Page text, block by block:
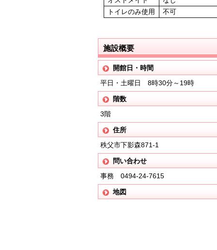
トイレのみ使用
不可
施設概要
開館日・時間
平日・土曜日 8時30分～19時
階数
3階
住所
秩父市下影森871-1
問い合わせ
事務 0494-24-7615
地図